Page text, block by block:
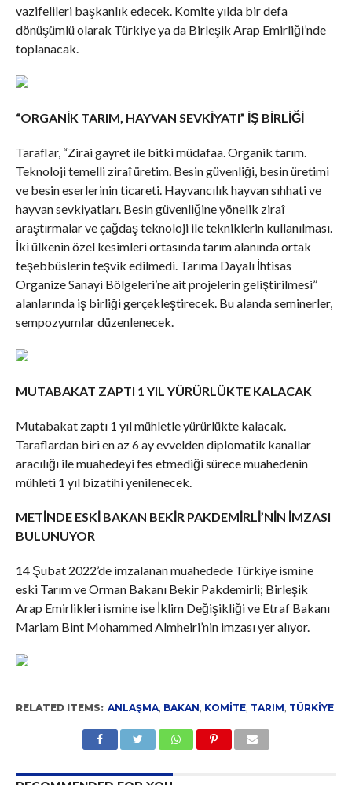
vazifelileri başkanlık edecek. Komite yılda bir defa
dönüşümlü olarak Türkiye ya da Birleşik Arap Emirliği’nde
toplanacak.
“ORGANİK TARIM, HAYVAN SEVKİYATI” İŞ BİRLİĞİ
Taraflar, “Zirai gayret ile bitki müdafaa. Organik tarım.
Teknoloji temelli ziraî üretim. Besin güvenliği, besin üretimi
ve besin eserlerinin ticareti. Hayvancılık hayvan sıhhati ve
hayvan sevkiyatları. Besin güvenliğine yönelik ziraî
araştırmalar ve çağdaş teknoloji ile tekniklerin kullanılması.
İki ülkenin özel kesimleri ortasında tarım alanında ortak
teşebbüslerin teşvik edilmedi. Tarıma Dayalı İhtisas
Organize Sanayi Bölgeleri’ne ait projelerin geliştirilmesi”
alanlarında iş birliği gerçekleştirecek. Bu alanda seminerler,
sempozyumlar düzenlenecek.
MUTABAKAT ZAPTI 1 YIL YÜRÜRLÜKTE KALACAK
Mutabakat zaptı 1 yıl mühletle yürürlükte kalacak.
Taraflardan biri en az 6 ay evvelden diplomatik kanallar
aracılığı ile muahedeyi fes etmediği sürece muahedenin
mühleti 1 yıl bizatihi yenilenecek.
METİNDE ESKİ BAKAN BEKİR PAKDEMİRLİ’NİN İMZASI
BULUNUYOR
14 Şubat 2022’de imzalanan muahedede Türkiye ismine
eski Tarım ve Orman Bakanı Bekir Pakdemirli; Birleşik
Arap Emirlikleri ismine ise İklim Değişikliği ve Etraf Bakanı
Mariam Bint Mohammed Almheiri’nin imzası yer alıyor.
RELATED ITEMS: ANLAŞMA, BAKAN KOMITE, TARIM TÜRKIYE